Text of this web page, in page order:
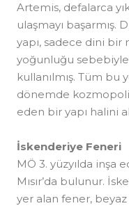
Artemis, defalarca
ulaşmayı başarmış.
yapı, sadece dini bir
yoğunluğu
kullanılmış. Tüm bu
dönemde
eden bir yapı halini
İskenderiye Feneri
MÖ 3. yüzyılda inşa
Mısır’da bulunur.
yer alan fener,